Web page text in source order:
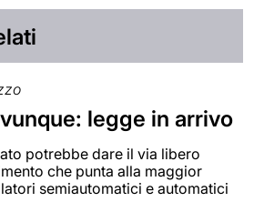
legge in arrivo
potrebbe dare il via libero
che punta alla maggior
semiautomatici e automatici